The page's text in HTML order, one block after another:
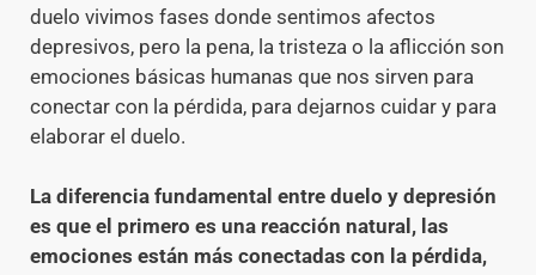
duelo vivimos fases donde sentimos afectos
depresivos, pero la pena, la tristeza o la aflicción son
emociones básicas humanas que nos sirven para
conectar con la pérdida, para dejarnos cuidar y para
elaborar el duelo.
La diferencia fundamental entre duelo y depresión
es que el primero es una reacción natural, las
emociones están más conectadas con la pérdida,